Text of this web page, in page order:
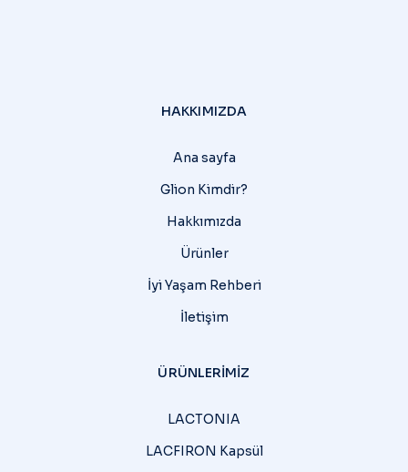
HAKKIMIZDA
Ana sayfa
Glion Kimdir?
Hakkımızda
Ürünler
İyi Yaşam Rehberi
İletişim
ÜRÜNLERIMIZ
LACTONIA
LACFIRON Kapsül